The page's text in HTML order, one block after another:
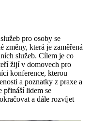
pro osoby se
změny, která je zaměřená
služeb. Cílem je co
žijí v domovech pro
konference, kterou
a poznatky z praxe a
přináší lidem se
a dále rozvíjet